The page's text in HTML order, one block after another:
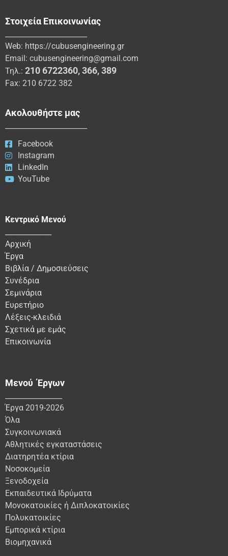
Στοιχεία Επικοινωνίας
Web: https://cubusengineering.gr
Email: cubusengineering@gmail.com
Τηλ.: 210 6722360,366,389
Fax: 210 6722 382
Ακολουθήστε μας
Facebook
Instagram
LinkedIn
YouTube
Κεντρικό Μενού
Αρχική
Έργα
Βιβλία / Δημοσιεύσεις
Συνέδρια
Σεμινάρια
Ευρετήριο
Λέξεις-κλειδιά
Σχετικά με εμάς
Επικοινωνία
Μενού Έργων
Έργα 2019-2026
Όλα
Συγκοινωνιακά
Αθλητικές εγκαταστάσεις
Διατηρητέα κτίρια
Νοσοκομεία
Ξενοδοχεία
Εκπαιδευτικά Ιδρύματα
Μονοκατοικίες ή Διπλοκατοικίες
Πολυκατοικίες
Εμπορικά κτίρια
Βιομηχανικά